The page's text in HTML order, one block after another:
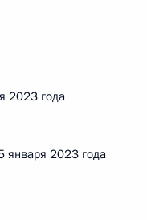
года
2023 года